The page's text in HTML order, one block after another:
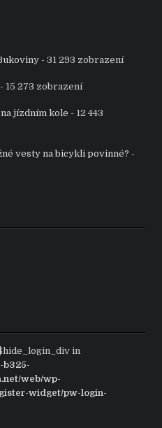
- 31 293 zobrazení
- 15 273 zobrazení
jízdním kole - 12 443
vesty na bicykli povinné? -
in
b325-
web/wp-
widget/pw-login-